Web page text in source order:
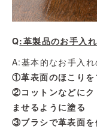
Q:革製品のお手入
A:基本的なお手入
①革表面のほこりを
②コットンなどにク
ませるように塗る
③ブラシで革表面を